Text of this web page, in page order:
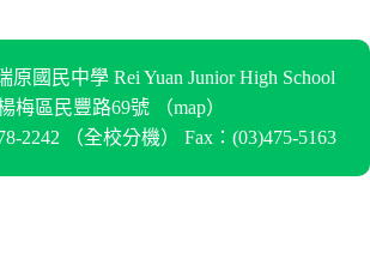
原國民中學 Rei Yuan Junior High School
梅區民豐路69號 （map）
2242 （全校分機） Fax：(03)475-5163